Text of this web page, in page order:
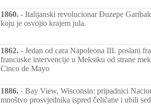
1860. - Italijanski revolucionar Đuzepe
koju je osvojio krajem jula.
1862. - Jedan od cara Napoleona III. poslani
francuske intervencije u Meksiku od strane
Cinco de Mayo
1886. - Bay View, Wisconsin: pripadnici
mnoštvo prosvjednika ispred čeličane i ubili